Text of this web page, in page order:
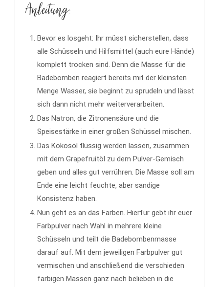
Anleitung:
Bevor es losgeht: Ihr müsst sicherstellen, dass
alle Schüsseln und Hilfsmittel (auch eure Hände)
komplett trocken sind. Denn die Masse für die
Badebomben reagiert bereits mit der kleinsten
Menge Wasser, sie beginnt zu sprudeln und lässt
sich dann nicht mehr weiterverarbeiten.
Das Natron, die Zitronensäure und die
Speisestärke in einer großen Schüssel mischen.
Das Kokosöl flüssig werden lassen, zusammen
mit dem Grapefruitöl zu dem Pulver-Gemisch
geben und alles gut verrühren. Die Masse soll am
Ende eine leicht feuchte, aber sandige
Konsistenz haben.
Nun geht es an das Färben. Hierfür gebt ihr euer
Farbpulver nach Wahl in mehrere kleine
Schüsseln und teilt die Badebombenmasse
darauf auf. Mit dem jeweiligen Farbpulver gut
vermischen und anschließend die verschieden
farbigen Massen ganz nach belieben in die